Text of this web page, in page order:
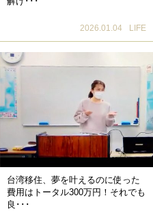
2026.01.04 LIFE
台湾移住、夢を叶えるのに使った
費用はトータル300万円！それでも
良･･･